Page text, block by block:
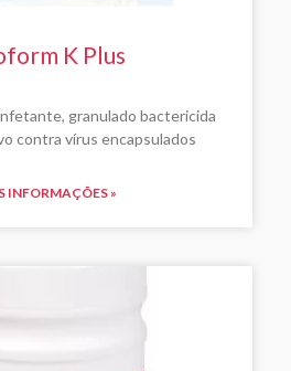
K Plus
granulado bactericida
contra vírus encapsulados
INFORMAÇÕES »